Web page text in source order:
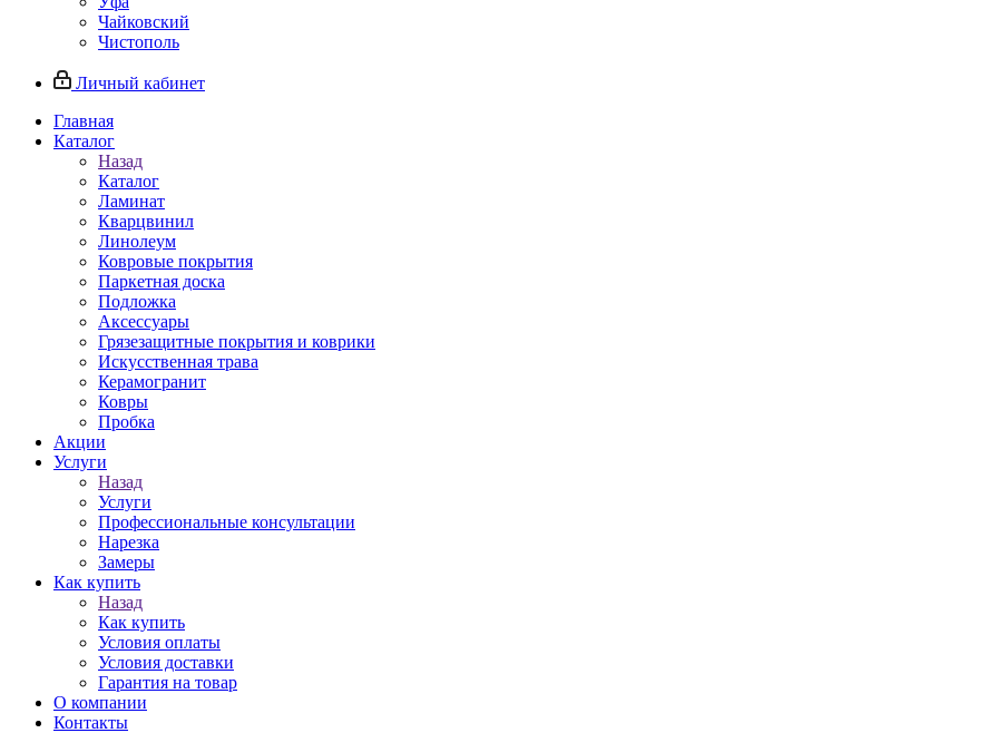
Чайковский
Чистополь
Личный кабинет
Главная
Каталог
Назад
Каталог
Ламинат
Кварцвинил
Линолеум
Ковровые покрытия
Паркетная доска
Подложка
Аксессуары
Грязезащитные покрытия и коврики
Искусственная трава
Керамогранит
Ковры
Пробка
Акции
Услуги
Назад
Услуги
Профессиональные консультации
Нарезка
Замеры
Как купить
Назад
Как купить
Условия оплаты
Условия доставки
Гарантия на товар
О компании
Контакты